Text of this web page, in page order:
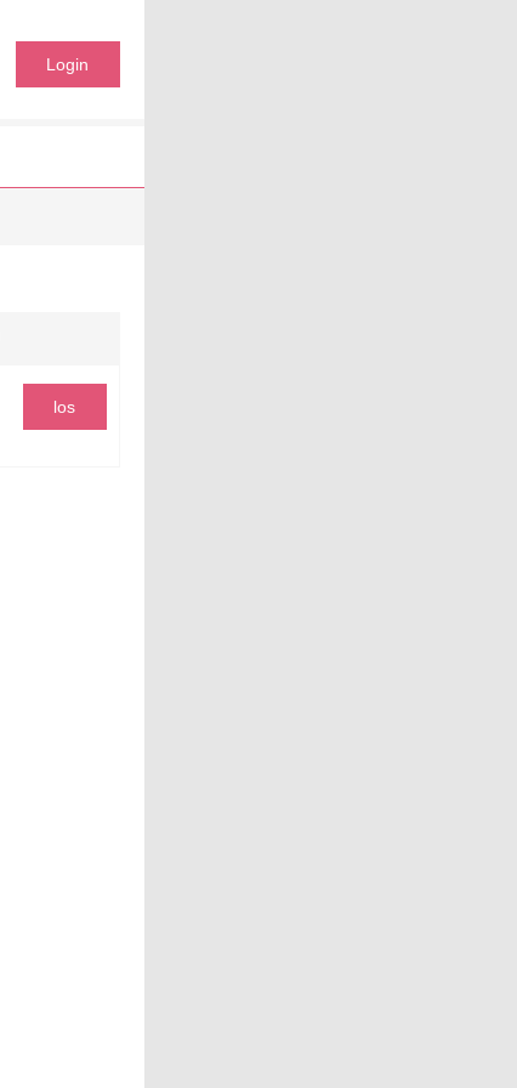
Login